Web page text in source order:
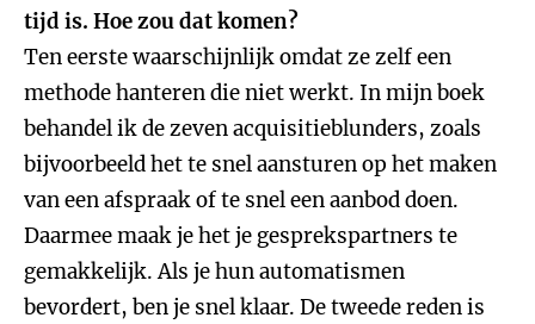
tijd is. Hoe zou dat komen?
Ten eerste waarschijnlijk omdat ze zelf een
methode hanteren die niet werkt. In mijn boek
behandel ik de zeven acquisitieblunders, zoals
bijvoorbeeld het te snel aansturen op het maken
van een afspraak of te snel een aanbod doen.
Daarmee maak je het je gesprekspartners te
gemakkelijk. Als je hun automatismen
bevordert, ben je snel klaar. De tweede reden is